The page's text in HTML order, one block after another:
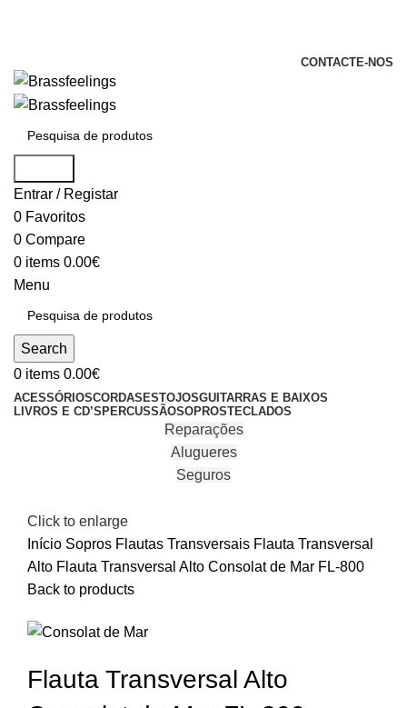
CONTACTE-NOS
Entrar / Registar
0 Favoritos
0 Compare
0 items 0.00€
Menu
Search
0 items 0.00€
ACESSÓRIOSCORDAS ESTOJOSGUITARRAS E BAIXOS
LIVROS E CD’S PERCUSSÃOSOPROSTECLADOS
Reparações
Alugueres
Seguros
Click to enlarge
Início Sopros Flautas Transversais Flauta Transversal
Alto Flauta Transversal Alto Consolat de Mar FL-800
Back to products
Flauta Transversal Alto